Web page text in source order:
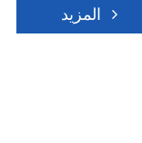
المزيد